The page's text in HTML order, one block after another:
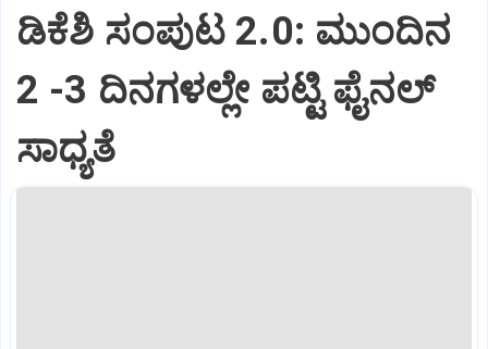
ಡಿಕೆಶಿ ಸಂಪುಟ 2.0: ಮುಂದಿನ
2 -3 ದಿನಗಳಲ್ಲೇ ಪಟ್ಟಿ ಫೈನಲ್‌
ಸಾಧ್ಯತೆ